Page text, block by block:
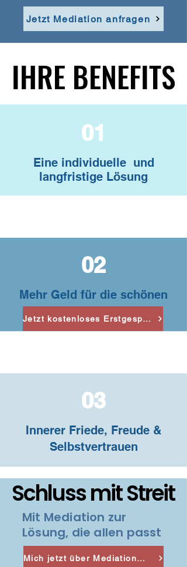
Jetzt Mediation anfragen
IHRE BENEFITS
IHRE BENEFITS
01
Eine individuelle und
langfristige Lösung
02
Mehr Geld für die schönen
Dinge im Leben
03
Innerer Friede, Freude &
Selbstvertrauen
Jetzt kostenloses Erstgespräch vereinbaren
Schluss mit Streit
Schluss mit Streit
Mit Mediation zur
Lösung, die allen passt
Mich jetzt über Mediation informieren